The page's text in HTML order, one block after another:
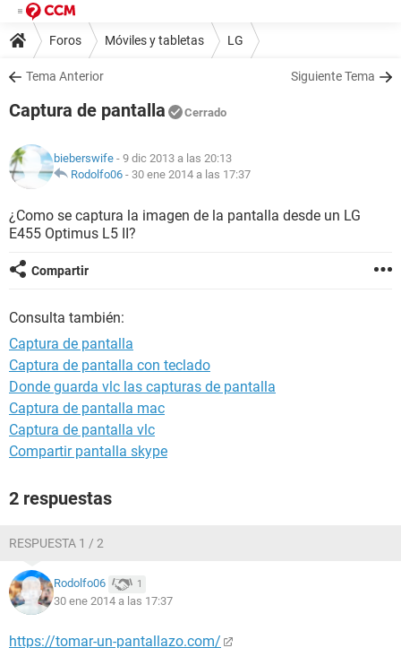
Foros Móviles y tabletas LG
Tema Anterior Siguiente Tema
Captura de pantalla Cerrado
bieberswife - 9 dic 2013 a las 20:13
Rodolfo06 - 30 ene 2014 a las 17:37
¿Como se captura la imagen de la pantalla desde un LG
E455 Optimus L5 II?
Compartir
Consulta también:
Captura de pantalla
Captura de pantalla con teclado
Donde guarda vlc las capturas de pantalla
Captura de pantalla mac
Captura de pantalla vlc
Compartir pantalla skype
2 respuestas
RESPUESTA 1 / 2
Rodolfo06 1
30 ene 2014 a las 17:37
https://tomar-un-pantallazo.com/